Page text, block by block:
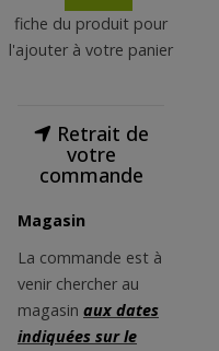
fiche du produit pour
l'ajouter à votre panier
Retrait de
votre
commande
Magasin
La commande est à
venir chercher au
magasin aux dates
indiquées sur le